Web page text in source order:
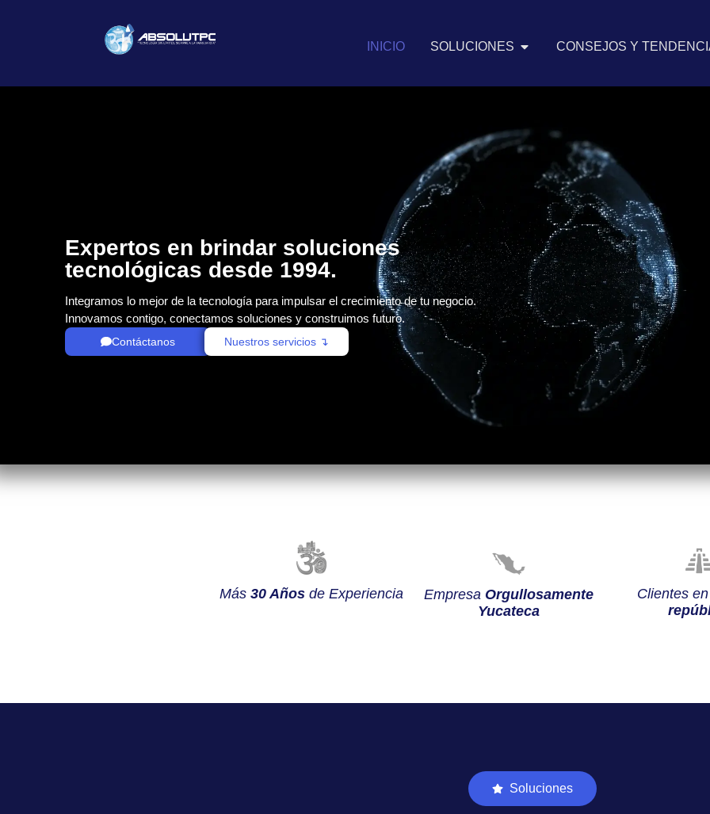
INICIO SOLUCIONES CONSEJOS Y
Expertos en brindar soluciones
tecnológicas desde 1994.
Integramos lo mejor de la tecnología para impulsar el crecimiento de tu negocio.
Innovamos contigo, conectamos soluciones y construimos futuro.
Contáctanos Nuestros servicios ↴
Más 30 Años de Experiencia Empresa Orgullosamente
Yucateca
Clientes
Soluciones